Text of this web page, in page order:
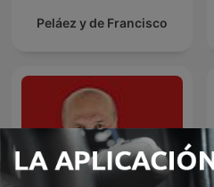
Peláez y de Francisco